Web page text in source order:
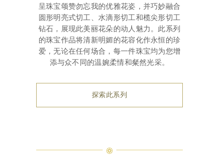
呈珠宝颂赞勿忘我的优雅花姿，并巧妙融合
圆形明亮式切工、水滴形切工和榄尖形切工
钻石，展现此美丽花朵的动人魅力。此系列
的珠宝作品将清新明媚的花容化作永恒的珍
爱，无论在任何场合，每一件珠宝均为您增
添与众不同的温婉柔情和粲然光采。
探索此系列